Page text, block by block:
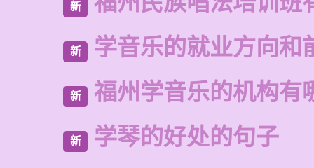
新
新 学音乐的就业方向和
新 福州学音乐的机构有
新 学琴的好处的句子